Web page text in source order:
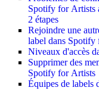
Spotify for Artists
2 étapes
Rejoindre une
label dans Spotify
Niveaux d'accès
Supprimer des
Spotify for Artists
Équipes de labels